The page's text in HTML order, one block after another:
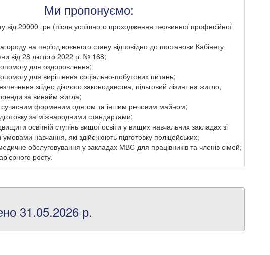
Ми пропонуємо:
від 20000 грн (після успішного проходження первинної професійної
на період воєнного стану відповідно до постанови Кабінету
від 28 лютого 2022 р. № 168;
для оздоровлення;
для вирішення соціально-побутових питань;
згідно діючого законодавства, пільговий лізинг на житло,
за винайм житла;
сучасним форменим одягом та іншим речовим майном;
за міжнародними стандартами;
освітній ступінь вищої освіти у вищих навчальних закладах зі
навчання, які здійснюють підготовку поліцейських;
обслуговування у закладах МВС для працівників та членів сімей;
росту.
31.05.2026 р.